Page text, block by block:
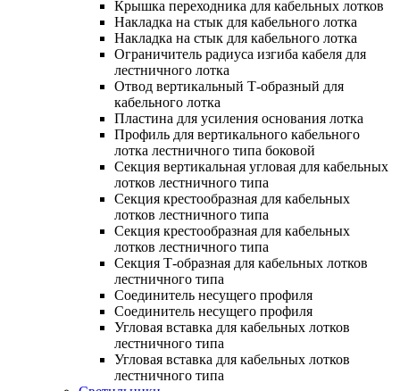
Крышка переходника для кабельных лотков
Накладка на стык для кабельного лотка
Накладка на стык для кабельного лотка
Ограничитель радиуса изгиба кабеля для
лестничного лотка
Отвод вертикальный Т-образный для
кабельного лотка
Пластина для усиления основания лотка
Профиль для вертикального кабельного
лотка лестничного типа боковой
Секция вертикальная угловая для кабельных
лотков лестничного типа
Секция крестообразная для кабельных
лотков лестничного типа
Секция крестообразная для кабельных
лотков лестничного типа
Секция Т-образная для кабельных лотков
лестничного типа
Соединитель несущего профиля
Соединитель несущего профиля
Угловая вставка для кабельных лотков
лестничного типа
Угловая вставка для кабельных лотков
лестничного типа